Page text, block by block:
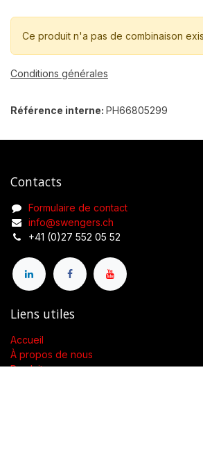
Ce produit n'a pas de combinaison
Conditions générales
Référence interne: PH66805299
Contacts
Formulaire de contact
info@swengers.ch
+41 (0)27 552 05 52
Liens utiles
Accueil
À propos de nous
Produits